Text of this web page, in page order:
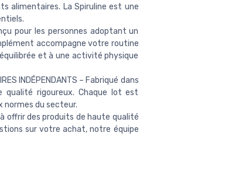
alimentaires. La Spiruline est une
pour les personnes adoptant un
accompagne votre routine
et à une activité physique
INDÉPENDANTS – Fabriqué dans
qualité rigoureux. Chaque lot est
du secteur.
à offrir des produits de haute qualité
sur votre achat, notre équipe